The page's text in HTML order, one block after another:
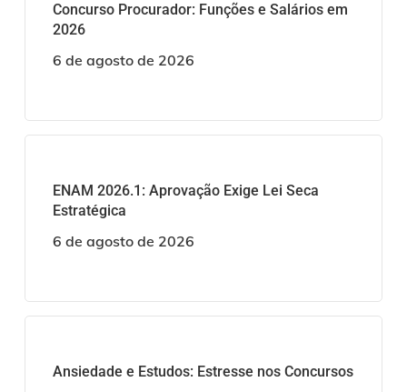
Concurso Procurador: Funções e Salários em
2026
6 de agosto de 2026
ENAM 2026.1: Aprovação Exige Lei Seca
Estratégica
6 de agosto de 2026
Ansiedade e Estudos: Estresse nos Concursos